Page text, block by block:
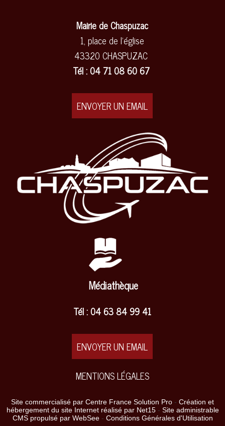
Mairie de Chaspuzac
1, place de l'église
43320 CHASPUZAC
Tél : 04 71 08 60 67
ENVOYER UN EMAIL
Médiathèque
Tél : 04 63 84 99 41
ENVOYER UN EMAIL
MENTIONS LÉGALES
Site commercialisé par Centre France Solution Pro - Création et
hébergement du site Internet réalisé par Net15- Site administrable
CMS propulsé par WebSee- Conditions Générales d'Utilisation